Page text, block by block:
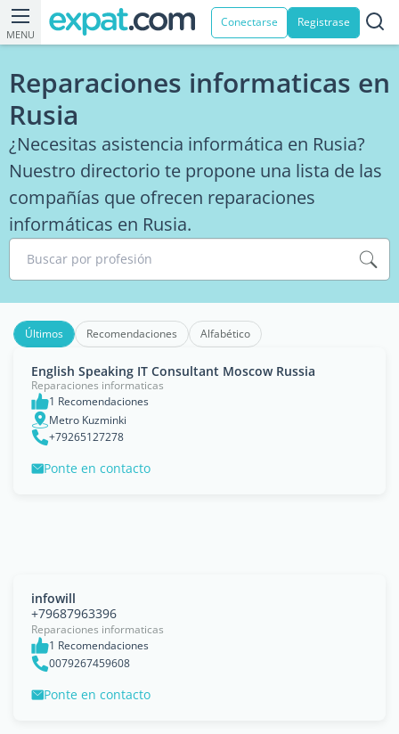
MENU
Conectarse Registrase
Reparaciones informaticas en
Rusia
¿Necesitas asistencia informática en Rusia?
Nuestro directorio te propone una lista de las
compañías que ofrecen reparaciones
informáticas en Rusia.
Buscar por profesión
Últimos Recomendaciones Alfabético
English Speaking IT Consultant Moscow Russia
Reparaciones informaticas
1 Recomendaciones
Metro Kuzminki
+79265127278
Ponte en contacto
infowill
+79687963396
Reparaciones informaticas
1 Recomendaciones
0079267459608
Ponte en contacto